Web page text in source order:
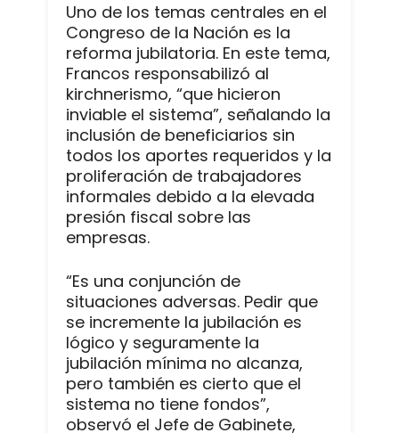
Uno de los temas centrales en el
Congreso de la Nación es la
reforma jubilatoria. En este tema,
Francos responsabilizó al
kirchnerismo, “que hicieron
inviable el sistema”, señalando la
inclusión de beneficiarios sin
todos los aportes requeridos y la
proliferación de trabajadores
informales debido a la elevada
presión fiscal sobre las
empresas.
“Es una conjunción de
situaciones adversas. Pedir que
se incremente la jubilación es
lógico y seguramente la
jubilación mínima no alcanza,
pero también es cierto que el
sistema no tiene fondos”,
observó el Jefe de Gabinete,